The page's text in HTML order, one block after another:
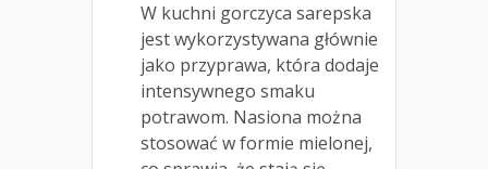
W kuchni gorczyca sarepska
jest wykorzystywana głównie
jako przyprawa, która dodaje
intensywnego smaku
potrawom. Nasiona można
stosować w formie mielonej,